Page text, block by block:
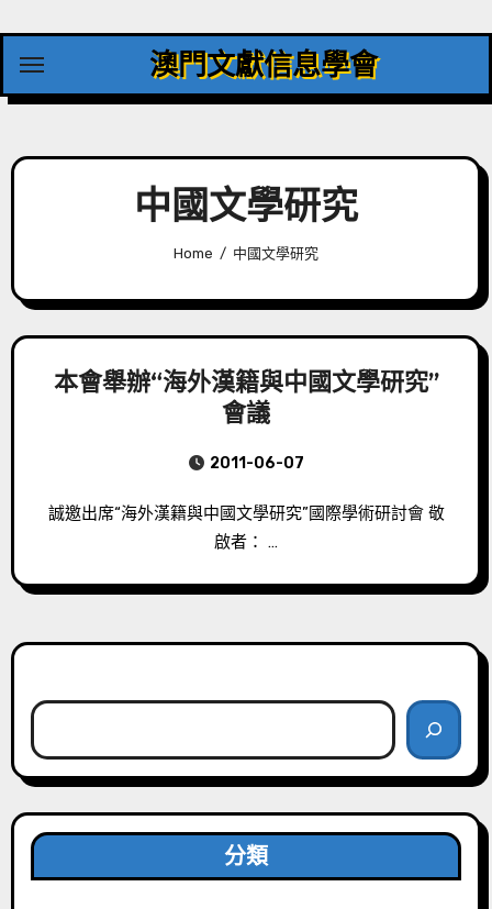
content
澳門文獻信息學會
中國文學研究
Home 中國文學研究
本會舉辦“海外漢籍與中國文學研究”
會議
2011-06-07
誠邀出席“海外漢籍與中國文學研究”國際學術研討會 敬
啟者： …
分類